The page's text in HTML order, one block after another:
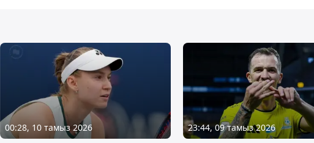
00:28, 10 тамыз 2026 23:44, 09 тамыз 2026